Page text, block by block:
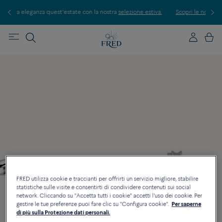
selezione estiva. Scopri le nostre creazioni in boutique. Prenota un
FRED utilizza cookie e traccianti per offrirti un servizio migliore, stabilire
statistiche sulle visite e consentirti di condividere contenuti sui social
network. Cliccando su "Accetta tutti i cookie" accetti l'uso dei cookie. Per
gestire le tue preferenze puoi fare clic su "Configura cookie". Per saperne
di più sulla Protezione dati personali.